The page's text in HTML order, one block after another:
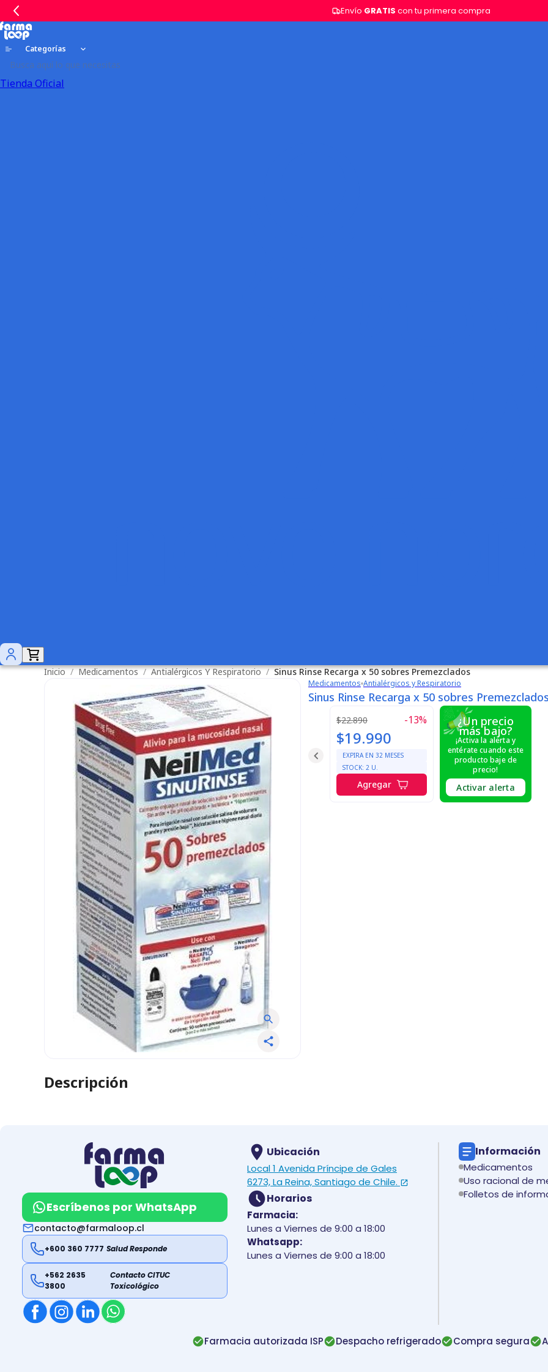
Envío GRATIS con tu primera compra
Categorías
Tienda Oficial
Inicio / Medicamentos / Antialérgicos Y Respiratorio / Sinus Rinse Recarga x 50 sobres Premezclados
Medicamentos Antialérgicos y Respiratorio
Sinus Rinse Recarga x 50 sobres
$22.890 -13%
$19.990
EXPIRA EN 32 MESES
STOCK: 2 U.
Agregar
¿Un precio
más bajo?
¡Activa la alerta y
entérate cuando este
producto baje de
precio!
Activar alerta
Descripción
Escríbenos por WhatsApp
contacto@farmaloop.cl
+600 360 7777 Salud Responde
+562 2635
3800
Contacto CITUC
Toxicológico
Ubicación
Local 1 Avenida Príncipe de Gales
6273, La Reina, Santiago de Chile.
Horarios
Farmacia:
Lunes a Viernes de 9:00 a 18:00
Whatsapp:
Lunes a Viernes de 9:00 a 18:00
Información
Medicamentos
Uso racional de
Folletos de
Farmacia autorizada ISP Despacho refrigerado Compra segura